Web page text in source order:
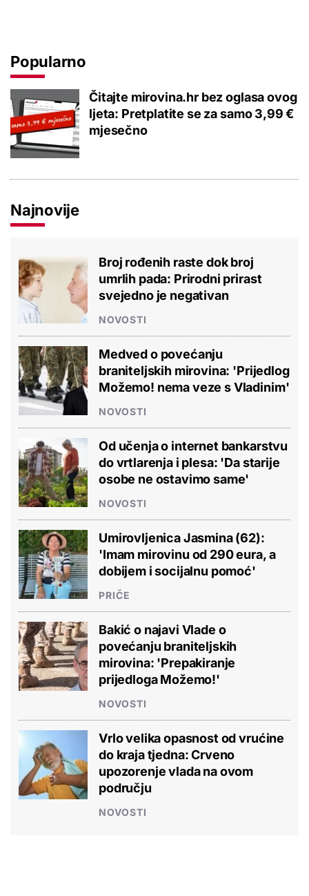
Popularno
Čitajte mirovina.hr bez oglasa ovog
ljeta: Pretplatite se za samo 3,99 €
mjesečno
Najnovije
Broj rođenih raste dok broj
umrlih pada: Prirodni prirast
svejedno je negativan
NOVOSTI
Medved o povećanju
braniteljskih mirovina: 'Prijedlog
Možemo! nema veze s Vladinim'
NOVOSTI
Od učenja o internet bankarstvu
do vrtlarenja i plesa: 'Da starije
osobe ne ostavimo same'
NOVOSTI
Umirovljenica Jasmina (62):
'Imam mirovinu od 290 eura, a
dobijem i socijalnu pomoć'
PRIČE
Bakić o najavi Vlade o
povećanju braniteljskih
mirovina: 'Prepakiranje
prijedloga Možemo!'
NOVOSTI
Vrlo velika opasnost od vrućine
do kraja tjedna: Crveno
upozorenje vlada na ovom
području
NOVOSTI